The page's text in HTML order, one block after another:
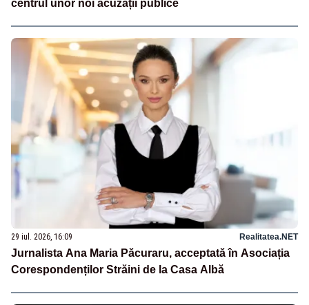
centrul unor noi acuzații publice
29 iul. 2026, 16:09 Realitatea.NET
Jurnalista Ana Maria Păcuraru, acceptată în Asociația
Corespondenților Străini de la Casa Albă